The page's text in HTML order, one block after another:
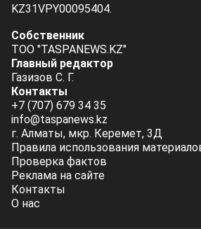
KZ31VPY00095404.
Собственник
ТОО "TASPANEWS.KZ"
Главный редактор
Газизов С. Г.
Контакты
+7 (707) 679 34 35
info@taspanews.kz
г. Алматы, мкр. Керемет, 3Д
Правила использования
Проверка фактов
Реклама на сайте
Контакты
О нас